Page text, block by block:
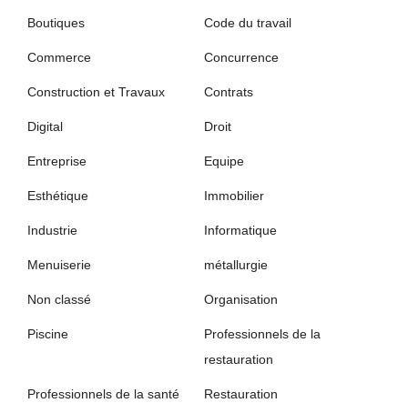
Boutiques Code du travail
Commerce Concurrence
Construction et Travaux Contrats
Digital Droit
Entreprise Equipe
Esthétique Immobilier
Industrie Informatique
Menuiserie métallurgie
Non classé Organisation
Piscine
Professionnels de la
restauration
Professionnels de la santé Restauration